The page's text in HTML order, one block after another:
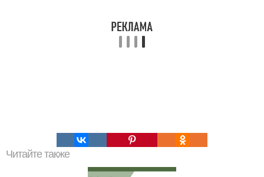
Читайте также